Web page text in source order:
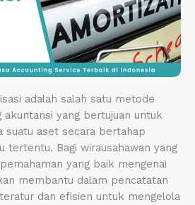
adalah salah satu metode
akuntansi yang bertujuan untuk
suatu aset secara bertahap
tertentu. Bagi wirausahawan yang
yang baik mengenai
membantu dalam pencatatan
dan efisien untuk mengelola